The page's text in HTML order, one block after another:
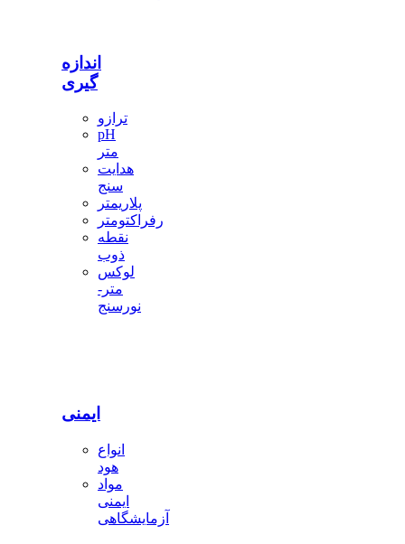
اندازه
گیری
ترازو
pH
متر
هدایت
سنج
پلاریمتر
رفراکتومتر
نقطه
ذوب
لوکس
متر-
نورسنج
ایمنی
انواع
هود
مواد
ایمنی
آزمایشگاهی